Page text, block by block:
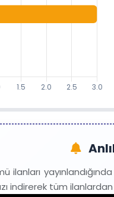
ilanları
indirerek tüm